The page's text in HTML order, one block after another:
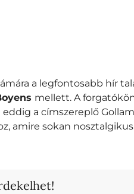
a legfontosabb hír
mellett. A
eddig a címszereplő
amire sokan